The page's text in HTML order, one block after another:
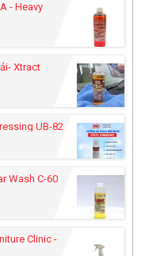
- Heavy
Xtract
UB-82
Wash C-60
Clinic -